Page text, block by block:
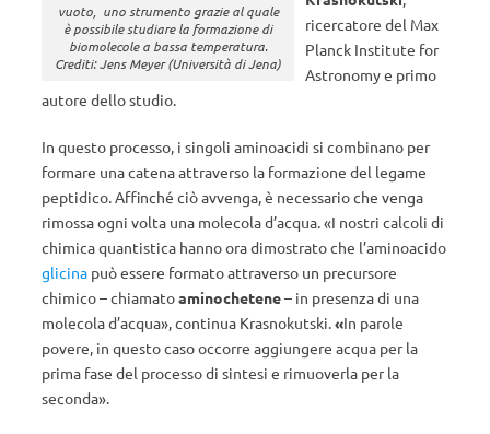
vuoto, uno strumento grazie al quale
è possibile studiare la formazione di
biomolecole a bassa temperatura.
Crediti: Jens Meyer (Università di Jena)
ricercatore del Max
Planck Institute for
Astronomy e primo
autore dello studio.
In questo processo, i singoli aminoacidi si combinano per
formare una catena attraverso la formazione del legame
peptidico. Affinché ciò avvenga, è necessario che venga
rimossa ogni volta una molecola d’acqua. «I nostri calcoli di
chimica quantistica hanno ora dimostrato che l’aminoacido
glicina può essere formato attraverso un precursore
chimico – chiamatoaminochetene– in presenza di una
molecola d’acqua», continua Krasnokutski.«In parole
povere, in questo caso occorre aggiungere acqua per la
prima fase del processo di sintesi e rimuoverla per la
seconda».